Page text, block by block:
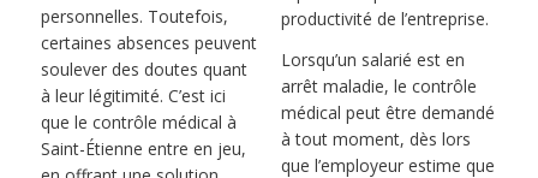
personnelles. Toutefois,
certaines absences peuvent
soulever des doutes quant
à leur légitimité. C’est ici
que le contrôle médical à
Saint-Étienne entre en jeu,
productivité de l’entreprise.
Lorsqu’un salarié est en
arrêt maladie, le contrôle
médical peut être demandé
à tout moment, dès lors
que l’employeur estime que